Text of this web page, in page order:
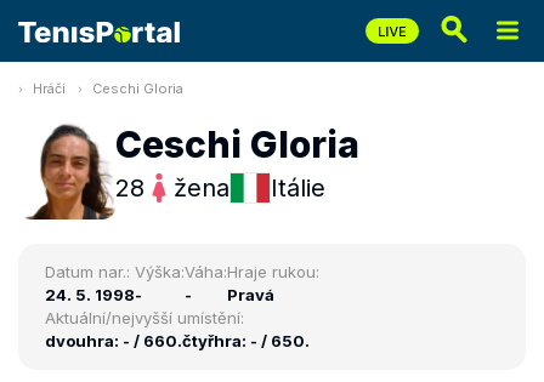
Hráči Ceschi Gloria
Ceschi Gloria
28 žena Itálie
Datum nar.:
24. 5. 1998
Výška:
-
Váha:
-
Hraje rukou:
Pravá
Aktuální/nejvyšší umístění:
dvouhra: - / 660.čtyřhra: - / 650.